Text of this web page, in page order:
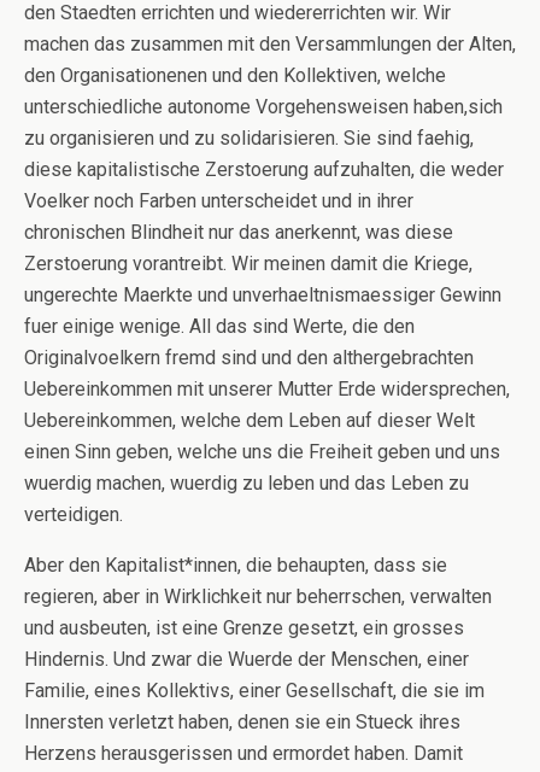
den Staedten errichten und wiedererrichten wir. Wir
machen das zusammen mit den Versammlungen der Alten,
den Organisationenen und den Kollektiven, welche
unterschiedliche autonome Vorgehensweisen haben,sich
zu organisieren und zu solidarisieren. Sie sind faehig,
diese kapitalistische Zerstoerung aufzuhalten, die weder
Voelker noch Farben unterscheidet und in ihrer
chronischen Blindheit nur das anerkennt, was diese
Zerstoerung vorantreibt. Wir meinen damit die Kriege,
ungerechte Maerkte und unverhaeltnismaessiger Gewinn
fuer einige wenige. All das sind Werte, die den
Originalvoelkern fremd sind und den althergebrachten
Uebereinkommen mit unserer Mutter Erde widersprechen,
Uebereinkommen, welche dem Leben auf dieser Welt
einen Sinn geben, welche uns die Freiheit geben und uns
wuerdig machen, wuerdig zu leben und das Leben zu
verteidigen.
Aber den Kapitalist*innen, die behaupten, dass sie
regieren, aber in Wirklichkeit nur beherrschen, verwalten
und ausbeuten, ist eine Grenze gesetzt, ein grosses
Hindernis. Und zwar die Wuerde der Menschen, einer
Familie, eines Kollektivs, einer Gesellschaft, die sie im
Innersten verletzt haben, denen sie ein Stueck ihres
Herzens herausgerissen und ermordet haben. Damit